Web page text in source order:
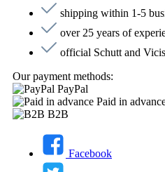
shipping within 1-5
over 25 years of
official Schutt and
Our payment methods:
PayPal
Paid in
B2B
Facebook